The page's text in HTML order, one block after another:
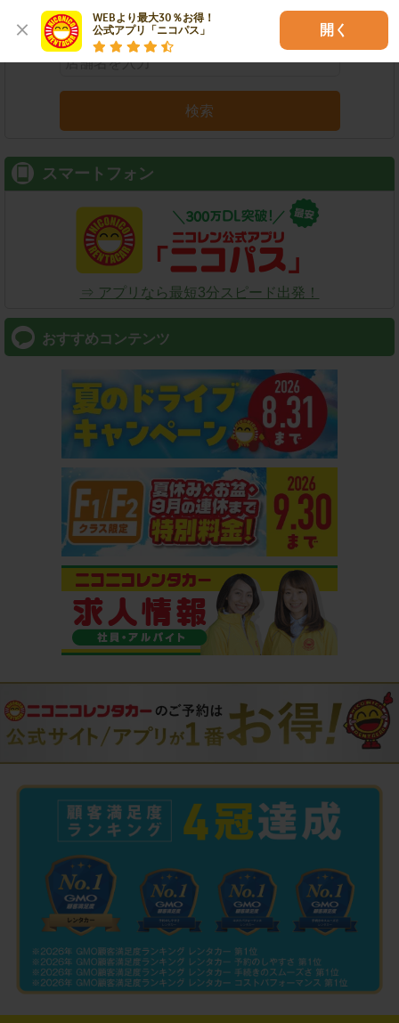
WEBより最大30％お得！
公式アプリ「ニコパス」
開く
店舗名 駅名
検索
スマートフォン
⇒ アプリなら最短3分スピード出発！
おすすめコンテンツ